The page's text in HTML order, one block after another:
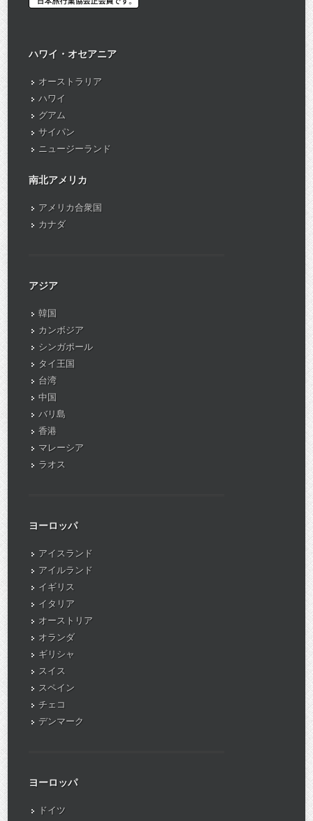
ハワイ・オセアニア
オーストラリア
ハワイ
グアム
サイパン
ニュージーランド
南北アメリカ
アメリカ合衆国
カナダ
アジア
韓国
カンボジア
シンガポール
タイ王国
台湾
中国
バリ島
香港
マレーシア
ラオス
ヨーロッパ
アイスランド
アイルランド
イギリス
イタリア
オーストリア
オランダ
ギリシャ
スイス
スペイン
チェコ
デンマーク
ヨーロッパ
ドイツ